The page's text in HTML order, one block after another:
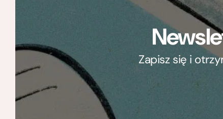
Zapisz się i